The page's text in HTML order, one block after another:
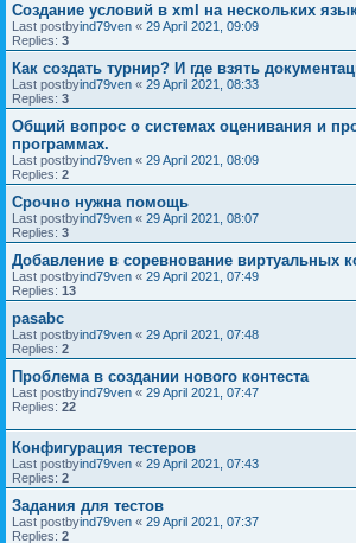
Создание условий в xml на нескольких
Last postbyind79ven « 29 April 2021, 09:09
Replies: 3
Как создать турнир? И где взять
Last postbyind79ven « 29 April 2021, 08:33
Replies: 3
Общий вопрос о системах оценивания и
программах.
Last postbyind79ven « 29 April 2021, 08:09
Replies: 2
Срочно нужна помощь
Last postbyind79ven « 29 April 2021, 08:07
Replies: 3
Добавление в соревнование виртуальных
Last postbyind79ven « 29 April 2021, 07:49
Replies: 13
pasabc
Last postbyind79ven « 29 April 2021, 07:48
Replies: 2
Проблема в создании нового контеста
Last postbyind79ven « 29 April 2021, 07:47
Replies: 22
Конфигурация тестеров
Last postbyind79ven « 29 April 2021, 07:43
Replies: 2
Задания для тестов
Last postbyind79ven « 29 April 2021, 07:37
Replies: 2